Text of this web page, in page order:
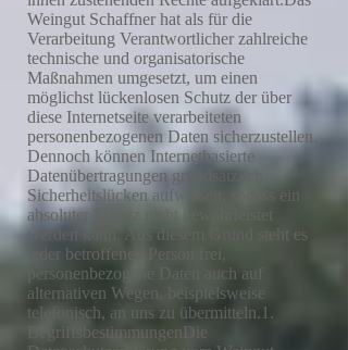
Weingut Schaffner hat als für die
Verarbeitung Verantwortlicher zahlreiche
technische und organisatorische
Maßnahmen umgesetzt, um einen
möglichst lückenlosen Schutz der über
diese Internetseite verarbeiteten
personenbezogenen Daten sicherzustellen.
Dennoch können Internetbasierte
Datenübertragungen grundsätzlich
Sicherheitslücken aufweisen, sodass ein
absoluter Schutz nicht gewährleistet
werden kann. Aus diesem Grund steht es
jeder betroffenen Person frei,
personenbezogene Daten auch auf
alternativen Wegen, beispielsweise
telefonisch, an uns zu übermitteln.1.
BegriffsbestimmungenDie